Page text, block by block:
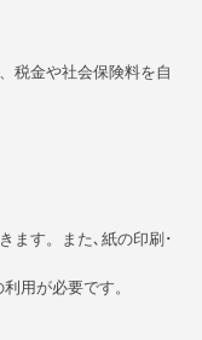
税金や社会保険料を自
ます。また､紙の印刷･
利用が必要です。